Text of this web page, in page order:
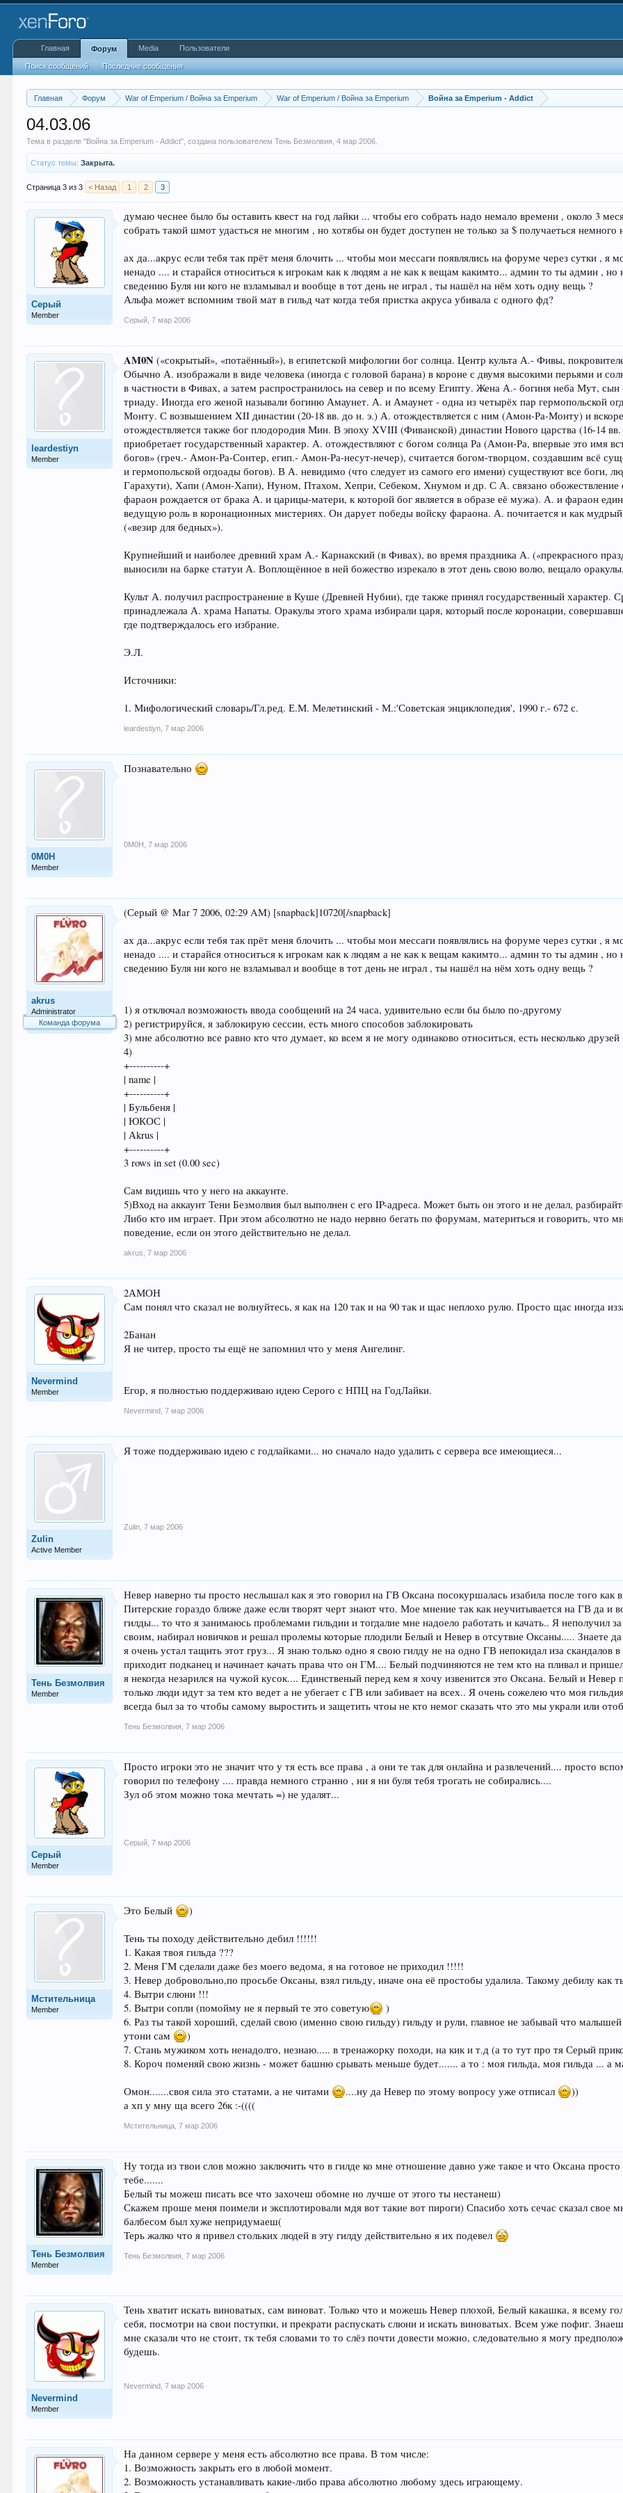
Главная Форум War of Emperium / Война за Emperium War of Emperium / Война за Emperium Война за Emperium - Addict
04.03.06
Тема в разделе "Война за Emperium - Addict", создана пользователемТень Безмолвия ,4 мар 2006
Статус темы: Закрыта.
Страница 3 из 3 < Назад 1 2 3
Серый
Member
думаю чеснее было бы оставить квест на год лайки ... чтобы его собрать надо немало времени , около 3
собрать такой шмот удасться не многим , но хотябы он будет доступен не только за $ получаеться
ах да...акрус если тебя так прёт меня блочить ... чтобы мои мессаги появлялись на форуме через сутки , я
ненадо .... и старайся относиться к игрокам как к людям а не как к вещам какимто... админ то ты админ ,
сведению Буля ни кого не взламывал и вообще в тот день не играл , ты нашёл на нём хоть одну вещь ?
Альфа может вспомним твой мат в гильд чат когда тебя пристка акруса убивала с одного фд?
Серый 7 мар 2006
leardestiyn
Member
AM0N («сокрытый», «потаённый»), в египетской мифологии бог солнца. Центр культа А.- Фивы,
Обычно А. изображали в виде человека (иногда с головой барана) в короне с двумя высокими перьями и
в частности в Фивах, а затем распространилось на север и по всему Египту. Жена А.- богиня неба Мут,
триаду. Иногда его женой называли богиню Амаунет. А. и Амаунет - одна из четырёх пар гермопольской
Монту. С возвышением XII династии (20-18 вв. до н. э.) А. отождествляется с ним (Амон-Ра-Монту) и
отождествляется также бог плодородия Мин. В эпоху XVIII (Фиванской) династии Нового царства (16-14
приобретает государственный характер. А. отождествляют с богом солнца Ра (Амон-Ра, впервые это имя
богов» (греч.- Амон-Ра-Сонтер, егип.- Амон-Ра-несут-нечер), считается богом-творцом, создавшим всё
и гермопольской огдоады богов). В А. невидимо (что следует из самого его имени) существуют все боги,
Гарахути), Хапи (Амон-Хапи), Нуном, Птахом, Хепри, Себеком, Хнумом и др. С А. связано обожествление
фараон рождается от брака А. и царицы-матери, к которой бог является в образе её мужа). А. и фараон
ведущую роль в коронационных мистериях. Он дарует победы войску фараона. А. почитается и как
(«везир для бедных»).
Крупнейший и наиболее древний храм А.- Карнакский (в Фивах), во время праздника А. («прекрасного
выносили на барке статуи А. Воплощённое в ней божество изрекало в этот день свою волю, вещало
Культ А. получил распространение в Куше (Древней Нубии), где также принял государственный характер.
принадлежала А. храма Напаты. Оракулы этого храма избирали царя, который после коронации,
где подтверждалось его избрание.
Э.Л.
Источники:
1. Мифологический словарь/Гл.ред. Е.М. Мелетинский - М.:'Советская энциклопедия', 1990 г.- 672 с.
leardestiyn 7 мар 2006
0M0H
Member
Познавательно
0M0H 7 мар 2006
akrus
Administrator
Команда форума
(Серый @ Mar 7 2006, 02:29 AM) [snapback]10720[/snapback]
ах да...акрус если тебя так прёт меня блочить ... чтобы мои мессаги появлялись на форуме через сутки , я
ненадо .... и старайся относиться к игрокам как к людям а не как к вещам какимто... админ то ты админ ,
сведению Буля ни кого не взламывал и вообще в тот день не играл , ты нашёл на нём хоть одну вещь ?
1) я отключал возможность ввода сообщений на 24 часа, удивительно если бы было по-другому
2) регистрируйся, я заблокирую сессии, есть много способов заблокировать
3) мне абсолютно все равно кто что думает, ко всем я не могу одинаково относиться, есть несколько
4)
+----------+
| name |
+----------+
| Бульбеня |
| ЮКОС |
| Аkrus |
+----------+
3 rows in set (0.00 sec)
Сам видишь что у него на аккаунте.
5)Вход на аккаунт Тени Безмолвия был выполнен с его IP-адреса. Может быть он этого и не делал,
Либо кто им играет. При этом абсолютно не надо нервно бегать по форумам, материться и говорить, что
поведение, если он этого действительно не делал.
akrus 7 мар 2006
Nevermind
Member
2АМОН
Сам понял что сказал не волнуйтесь, я как на 120 так и на 90 так и щас неплохо рулю. Просто щас иногда
2Банан
Я не читер, просто ты ещё не запомнил что у меня Ангелинг.
Егор, я полностью поддерживаю идею Серого с НПЦ на ГодЛайки.
Nevermind 7 мар 2006
Zulin
Active Member
Я тоже поддерживаю идею с годлайками... но сначало надо удалить с сервера все имеющиеся...
Zulin 7 мар 2006
Тень Безмолвия
Member
Невер наверно ты просто неслышал как я это говорил на ГВ Оксана посокуршалась изабила после того как
Питерские гораздо ближе даже если творят черт знают что. Мое мнение так как неучитывается на ГВ да и
гилды... то что я занимаюсь проблемами гильдии и тогдалие мне надоело работать и качать.. Я неполучил
своим, набирал новичков и решал пролемы которые плодили Белый и Невер в отсутвие Оксаны..... Знаете
я очень устал тащить этот груз... Я знаю только одно я свою гилду не на одно ГВ непокидал иза скандалов
приходит подканец и начинает качать права что он ГМ.... Белый подчиняются не тем кто на пливал и
я некогда незарился на чужой кусок.... Единственый перед кем я хочу извенится это Оксана. Белый и
только люди идут за тем кто ведет а не убегает с ГВ или забивает на всех.. Я очень сожелею что моя
всегда был за то чтобы самому выростить и защетить чтоы не кто немог сказать что это мы украли или
Тень Безмолвия 7 мар 2006
Серый
Member
Просто игроки это не значит что у тя есть все права , а они те так для онлайна и развлечений.... просто
говорил по телефону .... правда немного странно , ни я ни буля тебя трогать не собирались....
Зул об этом можно тока мечтать =) не удалят...
Серый 7 мар 2006
Мстительница
Member
Это Белый )
Тень ты походу действительно дебил !!!!!!
1. Какая твоя гильда ???
2. Меня ГМ сделали даже без моего ведома, я на готовое не приходил !!!!!
3. Невер добровольно,по просьбе Оксаны, взял гильду, иначе она её простобы удалила. Такому дебилу как
4. Вытри слюни !!!
5. Вытри сопли (помойму не я первый те это советую
)
6. Раз ты такой хороший, сделай свою (именно свою гильду) гильду и рули, главное не забывай что
утони сам
)
7. Стань мужиком хоть ненадолго, незнаю..... в тренажорку походи, на кик и т.д (а то тут про тя Серый
8. Короч поменяй свою жизнь - может башню срывать меньше будет....... а то : моя гильда, моя гильда ... а
Омон.......своя сила это статами, а не читами ....ну да Невер по этому вопросу уже отписал
))
а хп у мну ща всего 26к :-((((
Мстительница 7 мар 2006
Тень Безмолвия
Member
Ну тогда из твои слов можно заключить что в гилде ко мне отношение давно уже такое и что Оксана
тебе.......
Белый ты можеш писать все что захочеш обомне но лучше от этого ты нестанеш)
Скажем проше меня поимели и эксплотировали мдя вот такие вот пироги) Спасибо хоть сечас сказал
балбесом был хуже непридумаеш(
Терь жалко что я привел стольких людей в эту гилду действительно я их подевел
Тень Безмолвия 7 мар 2006
Nevermind
Member
Тень хватит искать виноватых, сам виноват. Только что и можешь Невер плохой, Белый какашка, я всему
себя, посмотри на свои поступки, и прекрати распускать слюни и искать виноватых. Всем уже пофиг.
мне сказали что не стоит, тк тебя словами то то слёз почти довести можно, следовательно я могу
будешь.
Nevermind 7 мар 2006
На данном сервере у меня есть абсолютно все права. В том числе:
1. Возможность закрыть его в любой момент.
2. Возможность устанавливать какие-либо права абсолютно любому здесь играющему.
Главная Форум
Поиск сообщений Последние сообщения
Media Пользователи